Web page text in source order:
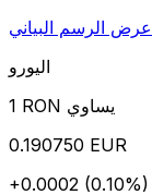
عرض الرسم البياني
اليورو
1 RON يساوي
0.190750 EUR
+0.0002 (0.10%)